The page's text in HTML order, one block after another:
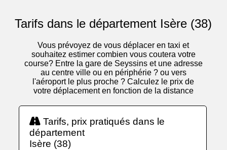
Tarifs dans le département Isère (38)
Vous prévoyez de vous déplacer en taxi et
souhaitez estimer combien vous coutera votre
course? Entre la gare de Seyssins et une adresse
au centre ville ou en périphérie ? ou vers
l'aéroport le plus proche ? Calculez le prix de
votre déplacement en fonction de la distance
Tarifs, prix pratiqués dans le
département
Isère (38)